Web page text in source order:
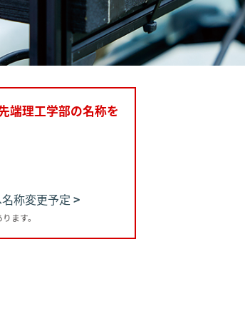
端理工学部の名称を
称変更予定
ます。